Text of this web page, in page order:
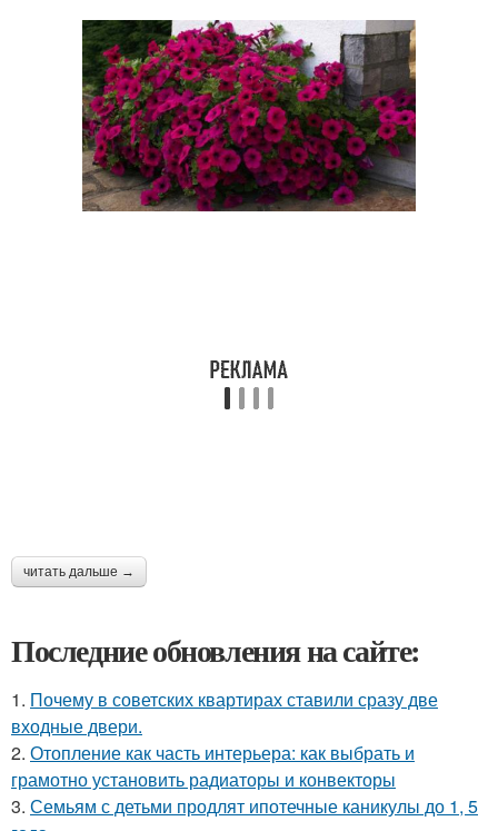
читать дальше →
Последние обновления на сайте:
1. Почему в советских квартирах ставили сразу две
входные двери.
2. Отопление как часть интерьера: как выбрать и
грамотно установить радиаторы и конвекторы
3. Семьям с детьми продлят ипотечные каникулы до 1, 5